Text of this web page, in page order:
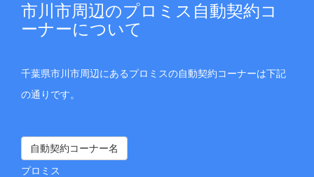
市川市周辺のプロミス自動契約コ
ーナーについて
千葉県市川市周辺にあるプロミスの自動契約コーナーは下記
の通りです。
自動契約コーナー名
プロミス